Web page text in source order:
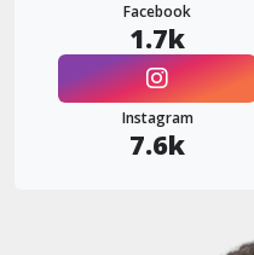
Facebook
1.7k
Instagram
7.6k